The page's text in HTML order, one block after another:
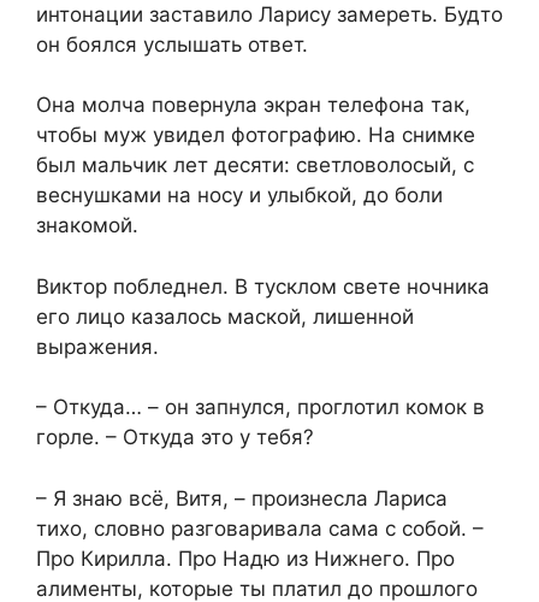
интонации заставило Ларису замереть. Будто
он боялся услышать ответ.
Она молча повернула экран телефона так,
чтобы муж увидел фотографию. На снимке
был мальчик лет десяти: светловолосый, с
веснушками на носу и улыбкой, до боли
знакомой.
Виктор побледнел. В тусклом свете ночника
его лицо казалось маской, лишенной
выражения.
– Откуда… – он запнулся, проглотил комок в
горле. – Откуда это у тебя?
– Я знаю всё, Витя, – произнесла Лариса
тихо, словно разговаривала сама с собой. –
Про Кирилла. Про Надю из Нижнего. Про
алименты, которые ты платил до прошлого